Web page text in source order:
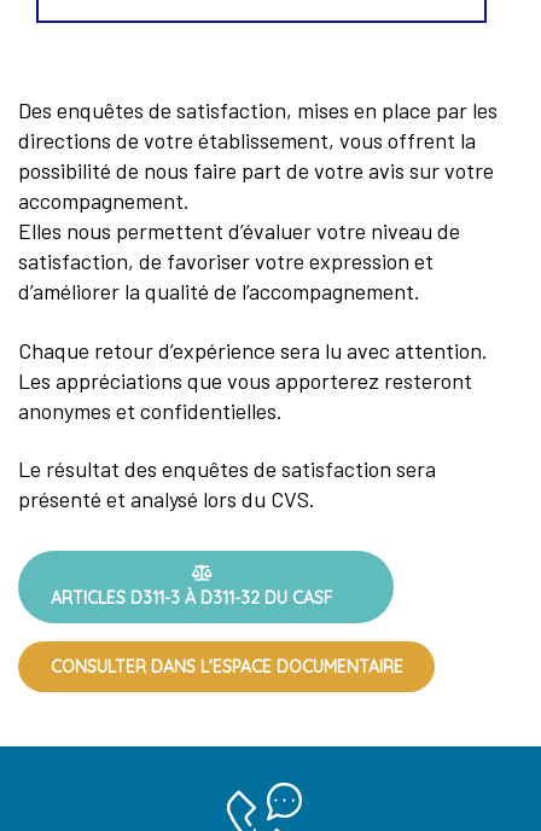
Des enquêtes de satisfaction, mises en place par les
directions de votre établissement, vous offrent la
possibilité de nous faire part de votre avis sur votre
accompagnement.
Elles nous permettent d’évaluer votre niveau de
satisfaction, de favoriser votre expression et
d’améliorer la qualité de l’accompagnement.
Chaque retour d’expérience sera lu avec attention.
Les appréciations que vous apporterez resteront
anonymes et confidentielles.
Le résultat des enquêtes de satisfaction sera
présenté et analysé lors du CVS.
ARTICLES D311-3 À D311-32 DU CASF
CONSULTER DANS L'ESPACE DOCUMENTAIRE